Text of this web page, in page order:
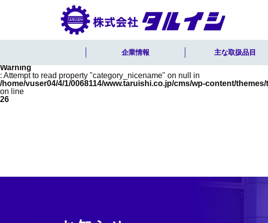
: Undefined array key 0 in
/home/vuser04/4/1/0068114/www.taruishi.co.jp/cms/wp-content/themes/
Warning
: Attempt to read property "category_nicename" on null in
/home/vuser04/4/1/0068114/www.taruishi.co.jp/cms/wp-content/
on line
26
企業情報 主な取扱品目